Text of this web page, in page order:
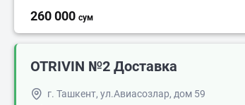
260 000 сум
OTRIVIN №2 Доставка
г. Ташкент, ул.Авиасозлар, дом 59